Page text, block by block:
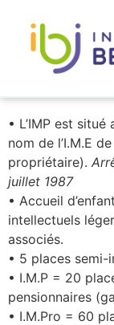
• L’IMP est
nom de l’I.M.E
propriétaire).
juillet 1987
• Accueil
intellectuels
associés.
• 5 places semi-
• I.M.P = 20
pensionnaires
• I.M.Pro = 60